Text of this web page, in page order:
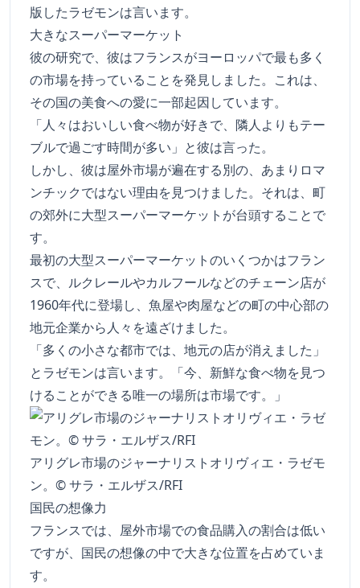
版したラゼモンは言います。
大きなスーパーマーケット
彼の研究で、彼はフランスがヨーロッパで最も多く
の市場を持っていることを発見しました。これは、
その国の美食への愛に一部起因しています。
「人々はおいしい食べ物が好きで、隣人よりもテー
ブルで過ごす時間が多い」と彼は言った。
しかし、彼は屋外市場が遍在する別の、あまりロマ
ンチックではない理由を見つけました。それは、町
の郊外に大型スーパーマーケットが台頭することで
す。
最初の大型スーパーマーケットのいくつかはフラン
スで、ルクレールやカルフールなどのチェーン店が
1960年代に登場し、魚屋や肉屋などの町の中心部の
地元企業から人々を遠ざけました。
「多くの小さな都市では、地元の店が消えました」
とラゼモンは言います。「今、新鮮な食べ物を見つ
けることができる唯一の場所は市場です。」
アリグレ市場のジャーナリストオリヴィエ・ラゼモ
ン。© サラ・エルザス/RFI
国民の想像力
フランスでは、屋外市場での食品購入の割合は低い
ですが、国民の想像の中で大きな位置を占めていま
す。